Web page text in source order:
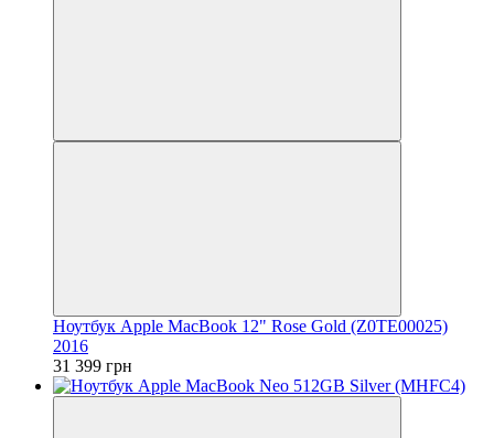
Ноутбук Apple MacBook 12" Rose Gold (Z0TE00025)
2016
31 399 грн